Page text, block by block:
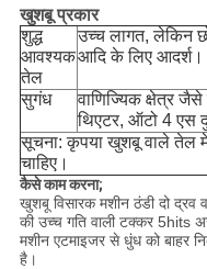
खुशबू प्रकार
शुद्ध
आवश्यक
तेल
उच्च लागत, लेकिन
आदि के लिए आदर्श।
सुगंध
वाणिज्यिक क्षेत्र जैसे
थिएटर, ऑटो 4 एस
सूचना: कृपया खुशबू वाले तेल में
चाहिए।
कैसे काम करना;
खुशबू विसारक मशीन ठंडी दो द्रव
की उच्च गति वाली टक्कर 5hits
मशीन एटमाइजर से धुंध को बाहर
है।